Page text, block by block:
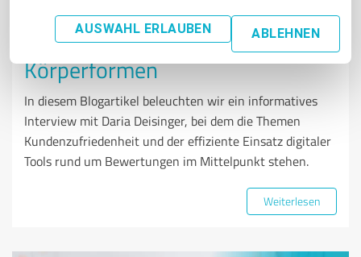
AUSWAHL ERLAUBEN ABLEHNEN
#ExpertStories: Einblicke aus
unserem Interview mit
Körperformen
In diesem Blogartikel beleuchten wir ein informatives
Interview mit Daria Deisinger, bei dem die Themen
Kundenzufriedenheit und der effiziente Einsatz digitaler
Tools rund um Bewertungen im Mittelpunkt stehen.
Weiterlesen